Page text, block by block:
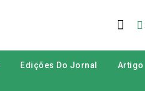
Edições Do Jornal Artigo